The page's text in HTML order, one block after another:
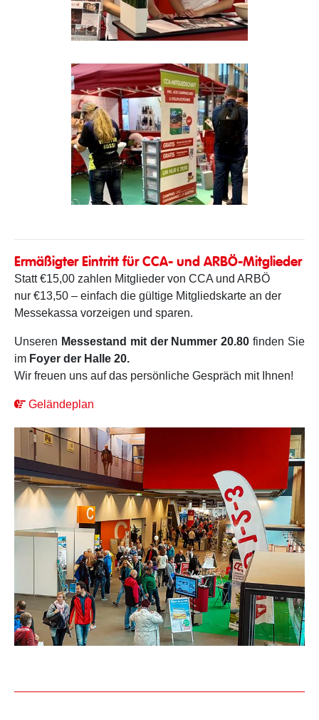
Ermäßigter Eintritt für CCA- und ARBÖ-Mitglieder
Statt €15,00 zahlen Mitglieder von CCA und ARBÖ
nur €13,50 – einfach die gültige Mitgliedskarte an der
Messekassa vorzeigen und sparen.
Unseren Messestand mit der Nummer 20.80finden Sie
im Foyer der Halle 20.
Wir freuen uns auf das persönliche Gespräch mit Ihnen!
Geländeplan